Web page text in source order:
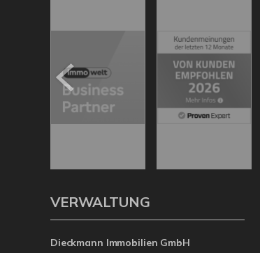
VERWALTUNG
Dieckmann Immobilien GmbH